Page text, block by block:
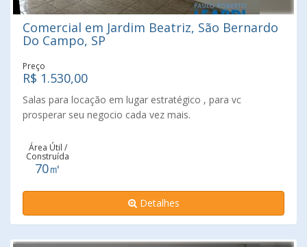
Comercial em Jardim Beatriz, São Bernardo
Do Campo, SP
Preço
R$ 1.530,00
Salas para locação em lugar estratégico , para vc
prosperar seu negocio cada vez mais.
Área Útil /
Construída
70㎡
Detalhes